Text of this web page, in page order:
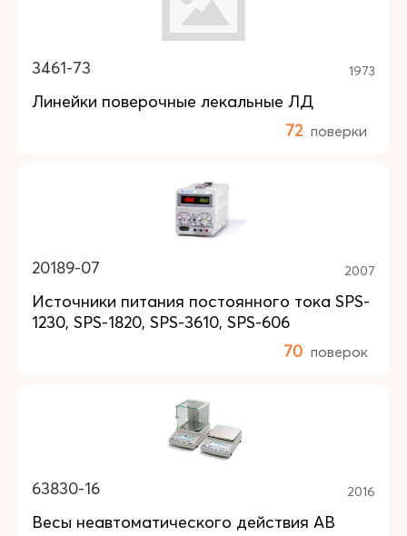
3461-73 1973
Линейки поверочные лекальные ЛД
72 поверки
20189-07 2007
Источники питания постоянного тока SPS-
1230, SPS-1820, SPS-3610, SPS-606
70 поверок
63830-16 2016
Весы неавтоматического действия AB